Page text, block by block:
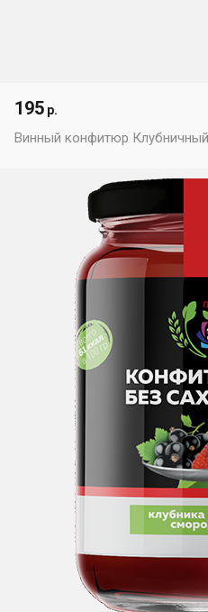
Винный конфитюр
195 р.